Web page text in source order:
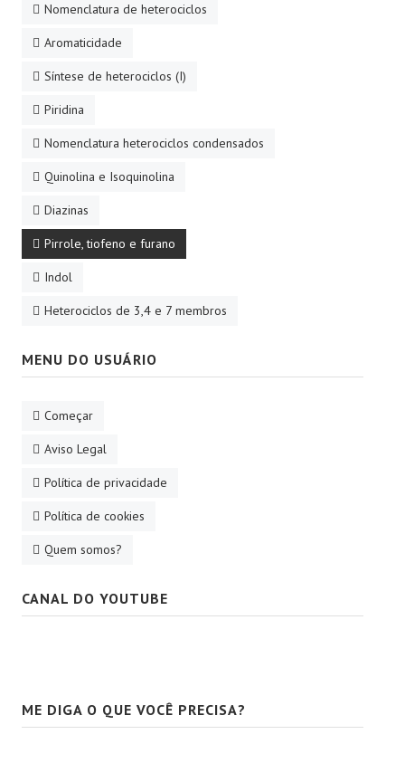
Nomenclatura de heterociclos
Aromaticidade
Síntese de heterociclos (I)
Piridina
Nomenclatura heterociclos condensados
Quinolina e Isoquinolina
Diazinas
Pirrole, tiofeno e furano
Indol
Heterociclos de 3,4 e 7 membros
MENU DO USUÁRIO
Começar
Aviso Legal
Política de privacidade
Política de cookies
Quem somos?
CANAL DO YOUTUBE
ME DIGA O QUE VOCÊ PRECISA?